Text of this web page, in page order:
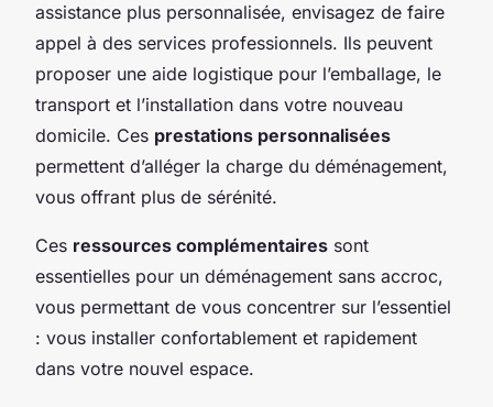
assistance plus personnalisée, envisagez de faire
appel à des services professionnels. Ils peuvent
proposer une aide logistique pour l’emballage, le
transport et l’installation dans votre nouveau
domicile. Ces prestations personnalisées
permettent d’alléger la charge du déménagement,
vous offrant plus de sérénité.
Ces ressources complémentaires sont
essentielles pour un déménagement sans accroc,
vous permettant de vous concentrer sur l’essentiel
: vous installer confortablement et rapidement
dans votre nouvel espace.